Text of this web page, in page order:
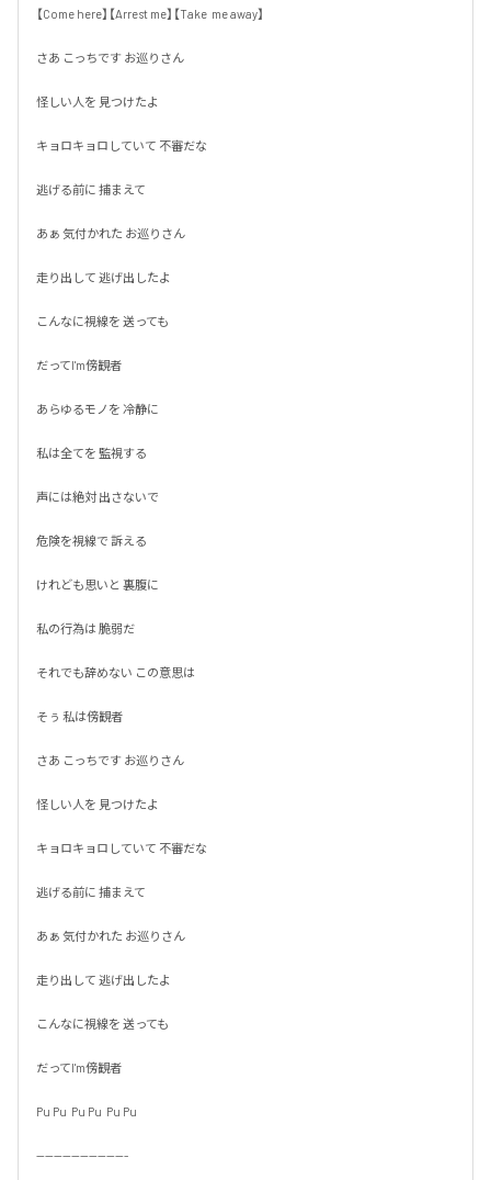
【Come here】【Arrest me】【Take  me away】
さあ こっちです お巡りさん
怪しい人を 見つけたよ
キョロキョロしていて 不審だな
逃げる前に 捕まえて
あぁ 気付かれた お巡りさん
走り出して 逃げ出したよ
こんなに視線を 送っても
だってI'm傍観者
あらゆるモノを 冷静に
私は全てを 監視する
声には絶対 出さないで
危険を視線で 訴える
けれども思いと 裏腹に
私の行為は 脆弱だ
それでも辞めない この意思は
そぅ 私は傍観者
さあ こっちです お巡りさん
怪しい人を 見つけたよ
キョロキョロしていて 不審だな
逃げる前に 捕まえて
あぁ 気付かれた お巡りさん
走り出して 逃げ出したよ
こんなに視線を 送っても
だってI'm傍観者
Pu Pu  Pu Pu  Pu Pu
---------------------